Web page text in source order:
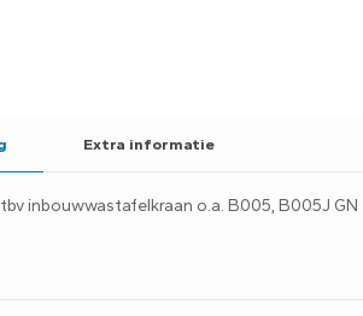
Extra informatie
inbouwwastafelkraan o.a. B005, B005J GN